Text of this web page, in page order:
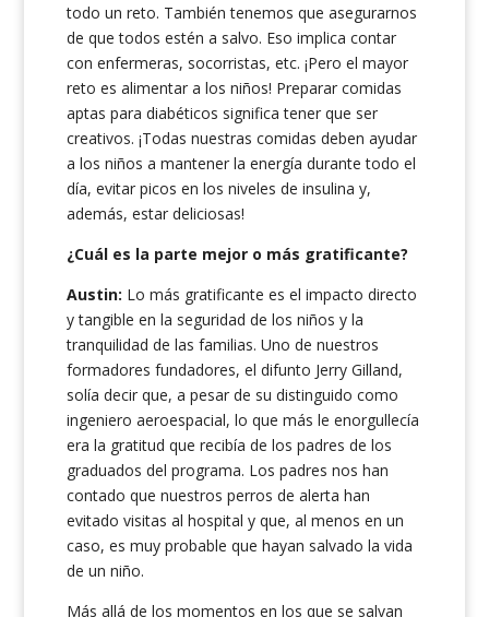
todo un reto. También tenemos que asegurarnos
de que todos estén a salvo. Eso implica contar
con enfermeras, socorristas, etc. ¡Pero el mayor
reto es alimentar a los niños! Preparar comidas
aptas para diabéticos significa tener que ser
creativos. ¡Todas nuestras comidas deben ayudar
a los niños a mantener la energía durante todo el
día, evitar picos en los niveles de insulina y,
además, estar deliciosas!
¿Cuál es la parte mejor o más gratificante?
Austin: Lo más gratificante es el impacto directo
y tangible en la seguridad de los niños y la
tranquilidad de las familias. Uno de nuestros
formadores fundadores, el difunto Jerry Gilland,
solía decir que, a pesar de su distinguido como
ingeniero aeroespacial, lo que más le enorgullecía
era la gratitud que recibía de los padres de los
graduados del programa. Los padres nos han
contado que nuestros perros de alerta han
evitado visitas al hospital y que, al menos en un
caso, es muy probable que hayan salvado la vida
de un niño.
Más allá de los momentos en los que se salvan